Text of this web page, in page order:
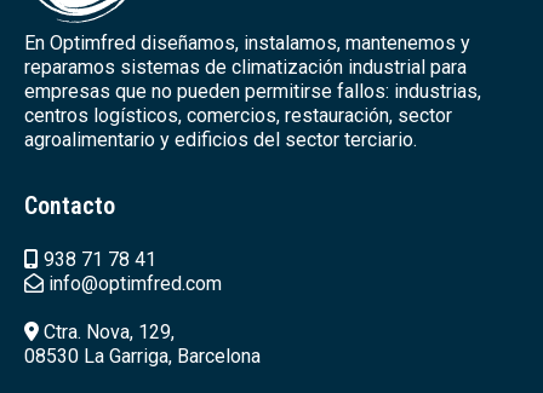
En Optimfred diseñamos, instalamos, mantenemos y
reparamos sistemas de climatización industrial para
empresas que no pueden permitirse fallos: industrias,
centros logísticos, comercios, restauración, sector
agroalimentario y edificios del sector terciario.
Contacto
938 71 78 41
info@optimfred.com
Ctra. Nova, 129,
08530 La Garriga, Barcelona